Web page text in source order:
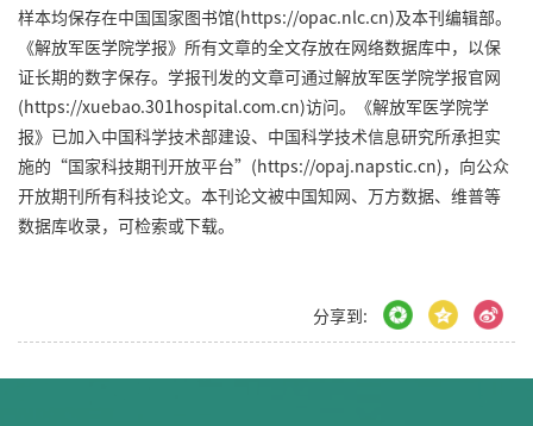
样本均保存在中国国家图书馆(https://opac.nlc.cn)及本刊编辑部。
《解放军医学院学报》所有文章的全文存放在网络数据库中，以保
证长期的数字保存。学报刊发的文章可通过解放军医学院学报官网
(https://xuebao.301hospital.com.cn)访问。《解放军医学院学
报》已加入中国科学技术部建设、中国科学技术信息研究所承担实
施的“国家科技期刊开放平台”(https://opaj.napstic.cn)，向公众
开放期刊所有科技论文。本刊论文被中国知网、万方数据、维普等
数据库收录，可检索或下载。
分享到: